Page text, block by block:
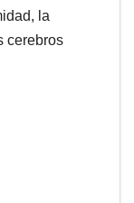
la
cerebros